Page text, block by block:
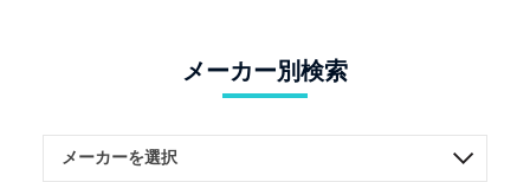
メーカー別検索